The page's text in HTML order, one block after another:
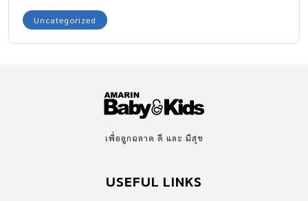
ยากประมาณ 400 ล้านคนทั่วโลก1 โดยกว่า 3.5 ล้านคนเป็นผู้ป่วยใน
ประเทศไทย แต่มีเพียง 20,000 คน2 เท่านั้นที่ได้รับการวินิจฉัยและ
บางคนมาด้วยอวัยวะภายใน เช่น ตับโต ม้ามโต และที่น่ากังวลใจคือ
บางคนเป็นตั้งแต่เด็ก แต่ไม่ได้รับการวินิจฉัยตั้งแต่ต้น เพราะกลุ่มโรค
เหล่านี้ ต้องใช้เวลาในการตรวจและวินิจฉัย เพราะ เด็กมักป่วยเหมือน
ของกลุ่มโรคหายาก และจะสามารถรักษาที่ตรงเหตุอย่างทันท่วงที ทำให้
Uncategorized
เพื่อลูกฉลาด ดี และ มีสุข
USEFUL LINKS